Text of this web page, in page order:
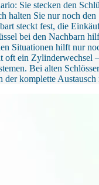
Sie stecken den
halten Sie nur noch
steckt fest, die
bei den Nachbarn
Situationen hilft nur
oft ein Zylinderwechsel
Bei alten
der komplette